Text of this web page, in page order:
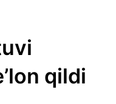
qildi